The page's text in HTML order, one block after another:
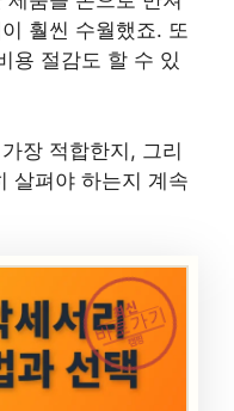
훨씬 수월했죠. 또
용 절감도 할 수 있
장 적합한지, 그리
살펴야 하는지 계속
최신
바로가기
캠핑